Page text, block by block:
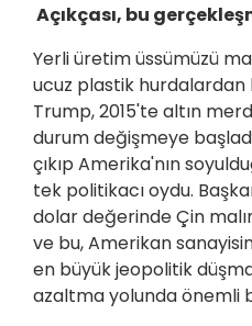
Açıkçası, bu
Yerli üretim üssümüzü
ucuz plastik hurdalardan
Trump, 2015'te altın
durum değişmeye
çıkıp Amerika'nın
tek politikacı oydu.
dolar değerinde Çin
ve bu, Amerikan
en büyük jeopolitik
azaltma yolunda önemli